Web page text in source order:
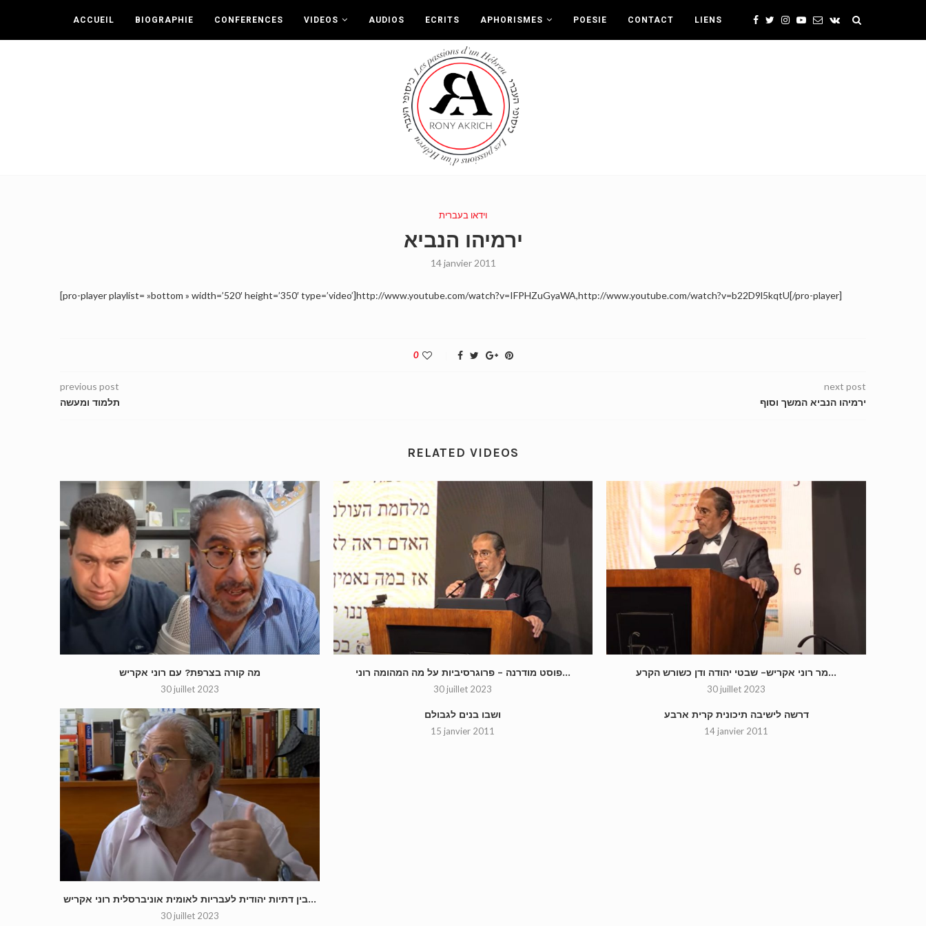
ACCUEIL BIOGRAPHIE CONFERENCES VIDEOS AUDIOS ECRITS APHORISMES POESIE CONTACT LIENS
וידאו בעברית
ירמיהו הנביא
14 janvier 2011
[pro-player playlist= »bottom » width=’520′ height=’350′ type=’video’]http://www.youtube.com/watch?v=IFPHZuGyaWA,http://www.youtube.com/watch?v=b22D9l5kqtU[/pro-player]
0
previous post
תלמוד ומעשה
next post
ירמיהו הנביא המשך וסוף
RELATED VIDEOS
מה קורה בצרפת? עם רוני אקריש
30 juillet 2023
פוסט מודרנה – פרוגרסיביות על מה המהומה רוני...
30 juillet 2023
מר רוני אקריש– שבטי יהודה ודן כשורש הקרע...
30 juillet 2023
בין דתיות יהודית לעבריות לאומית אוניברסלית רוני אקריש...
30 juillet 2023
ושבו בנים לגבולם
15 janvier 2011
דרשה לישיבה תיכונית קרית ארבע
14 janvier 2011